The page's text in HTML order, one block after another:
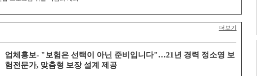
업체홍보- "보험은 선택이 아닌 준비입니다"…21년 경력 정소영 보
험전문가, 맞춤형 보장 설계 제공
더보기